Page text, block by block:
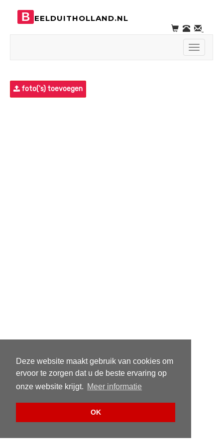
Deze website maakt gebruik van cookies om
ervoor te zorgen dat u de beste ervaring op
onze website krijgt. Meer informatie
OK
B EELDUITHOLLAND.NL
Toggle
foto('s) toevoegen